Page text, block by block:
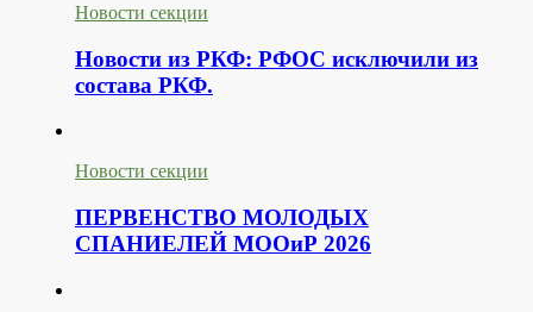
Новости секции
Новости из РКФ: РФОС исключили из
состава РКФ.
Новости секции
ПЕРВЕНСТВО МОЛОДЫХ
СПАНИЕЛЕЙ МООиР 2026